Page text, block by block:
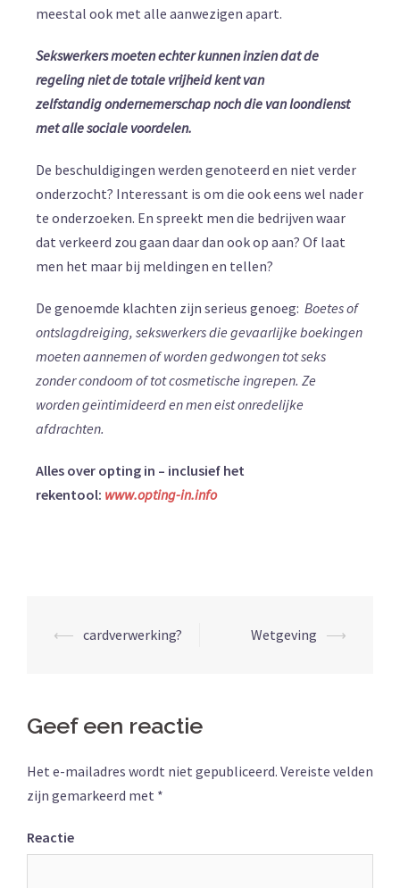
meestal ook met alle aanwezigen apart.
Sekswerkers moeten echter kunnen inzien dat de
regeling niet de totale vrijheid kent van
zelfstandig ondernemerschap noch die van loondienst
met alle sociale voordelen.
De beschuldigingen werden genoteerd en niet verder
onderzocht? Interessant is om die ook eens wel nader
te onderzoeken. En spreekt men die bedrijven waar
dat verkeerd zou gaan daar dan ook op aan? Of laat
men het maar bij meldingen en tellen?
De genoemde klachten zijn serieus genoeg: Boetes of
ontslagdreiging, sekswerkers die gevaarlijke boekingen
moeten aannemen of worden gedwongen tot seks
zonder condoom of tot cosmetische ingrepen. Ze
worden geïntimideerd en men eist onredelijke
afdrachten.
Alles over opting in – inclusief het
rekentool: www.opting-in.info
⟵ cardverwerking? Wetgeving ⟶
Geef een reactie
Het e-mailadres wordt niet gepubliceerd. Vereiste velden
zijn gemarkeerd met *
Reactie